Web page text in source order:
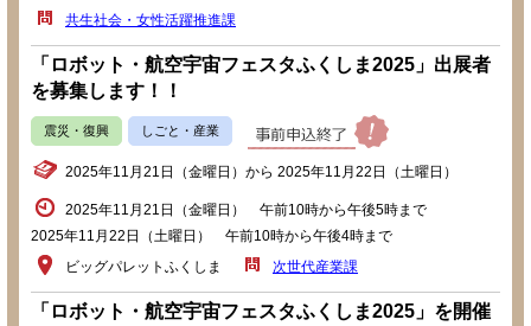
共生社会・女性活躍推進課
「ロボット・航空宇宙フェスタふくしま2025」出展者
を募集します！！
震災・復興 しごと・産業
2025年11月21日（金曜日）から 2025年11月22日（土曜日）
2025年11月21日（金曜日） 午前10時から午後5時まで
2025年11月22日（土曜日） 午前10時から午後4時まで
ビッグパレットふくしま
次世代産業課
「ロボット・航空宇宙フェスタふくしま2025」を開催